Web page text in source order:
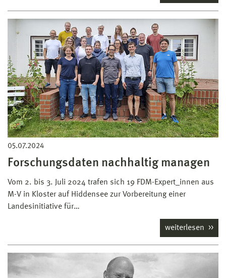
05.07.2024
Forschungsdaten nachhaltig managen
Vom 2. bis 3. Juli 2024 trafen sich 19 FDM-Expert_innen aus
M-V in Kloster auf Hiddensee zur Vorbereitung einer
Landesinitiative für…
weiterlesen